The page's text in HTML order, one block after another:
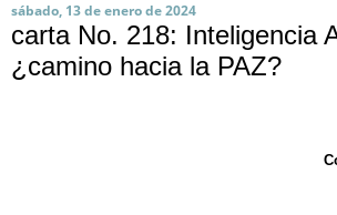
sábado, 13 de enero de 2024
carta No. 218: Inteligencia
¿camino hacia la PAZ?